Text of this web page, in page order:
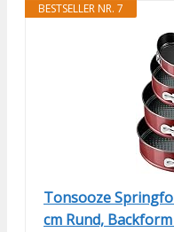
BESTSELLER NR. 7
Tonsooze
cm Rund, Backform